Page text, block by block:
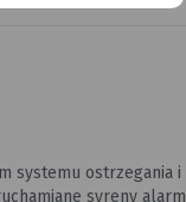
energetyczna”. Więcej
systemu ostrzegania
Emitowane sygnały będą